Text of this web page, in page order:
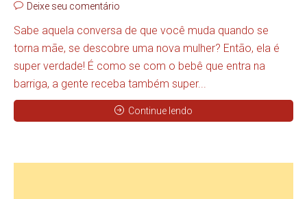
Deixe seu comentário
Sabe aquela conversa de que você muda quando se
torna mãe, se descobre uma nova mulher? Então, ela é
super verdade! É como se com o bebê que entra na
barriga, a gente receba também super...
Continue lendo